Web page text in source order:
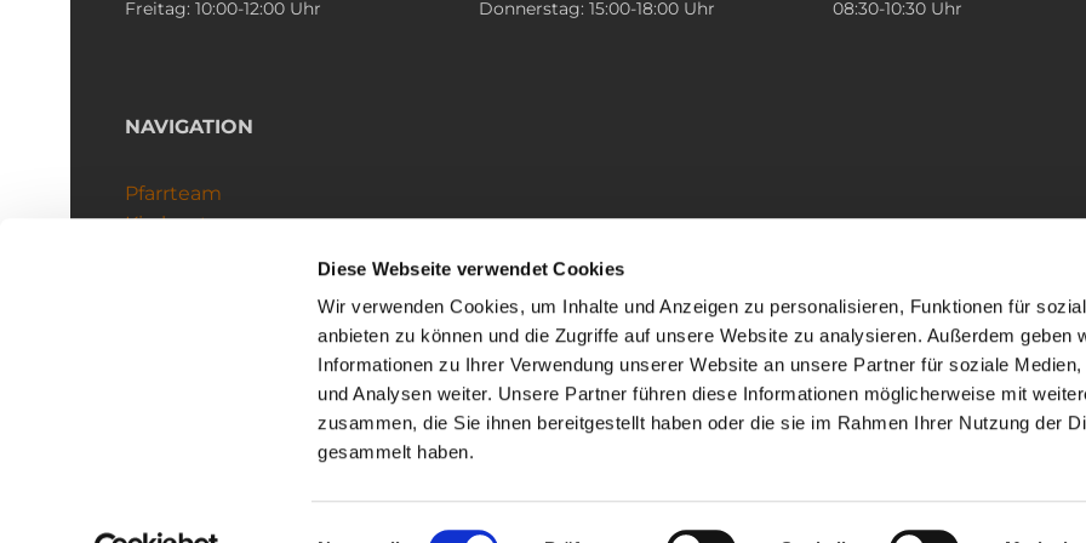
Diese Webseite verwendet Cookies
Wir verwenden Cookies, um Inhalte und Anzeigen zu personalisieren, Funktionen für
anbieten zu können und die Zugriffe auf unsere Website zu analysieren. Außerdem geben
Informationen zu Ihrer Verwendung unserer Website an unsere Partner für soziale Medien,
und Analysen weiter. Unsere Partner führen diese Informationen möglicherweise mit
zusammen, die Sie ihnen bereitgestellt haben oder die sie im Rahmen Ihrer Nutzung der
gesammelt haben.
Einwilligungsauswahl
Freitag: 10:00-12:00 Uhr
Donnerstag: 15:00-18:00 Uhr
08:30-10:30 Uhr
NAVIGATION
Pfarrteam
Kirchenteams
Impressum Datenschutzerklärung ChurchDesk-